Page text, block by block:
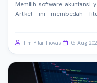
Memilih software akuntansi
Artikel ini membedah
Tim Pilar Inovasi 06 Aug